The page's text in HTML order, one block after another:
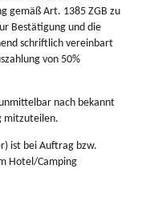
gemäß Art. 1385 ZGB zu
Bestätigung und die
schriftlich vereinbart
von 50%
nach bekannt
mitzuteilen.
ist bei Auftrag bzw.
Hotel/Camping